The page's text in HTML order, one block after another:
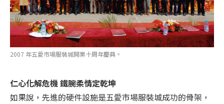
2007 年五愛市場服裝城開業十周年慶典。
仁心化解危機 鐵腕柔情定乾坤
如果說，先進的硬件設施是五愛市場服裝城成功的骨架，